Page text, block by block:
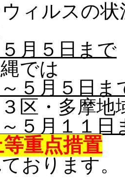
ィルスの
月５日まで
では
５月５日ま
区・多摩地
５月１１日
重点措置
おります。